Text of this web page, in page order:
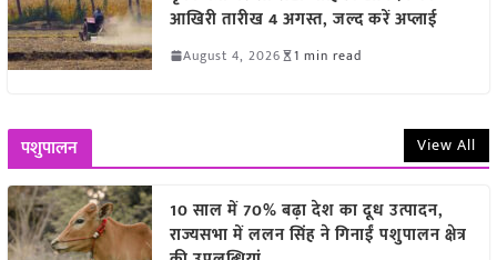
आखिरी तारीख 4 अगस्त, जल्द करें अप्लाई
August 4, 2026 1 min read
पशुपालन View All
10 साल में 70% बढ़ा देश का दूध उत्पादन,
राज्यसभा में ललन सिंह ने गिनाईं पशुपालन क्षेत्र